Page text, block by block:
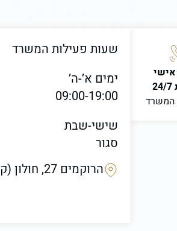
המשרד
שעות פעילות המשרד
ימים א’-ה’
09:00-19:00
שישי-שבת
סגור
הרוקמים 27, חולון (קומה 4) בניין ICON3